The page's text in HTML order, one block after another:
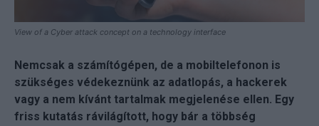
View of a Cyber attack concept on a technology interface
Nemcsak a számítógépen, de a mobiltelefonon is
szükséges védekeznünk az adatlopás, a hackerek
vagy a nem kívánt tartalmak megjelenése ellen. Egy
friss kutatás rávilágított, hogy bár a többség